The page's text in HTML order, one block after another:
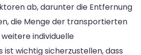
ab, darunter die Entfernung
die Menge der transportierten
individuelle
ist wichtig sicherzustellen, dass